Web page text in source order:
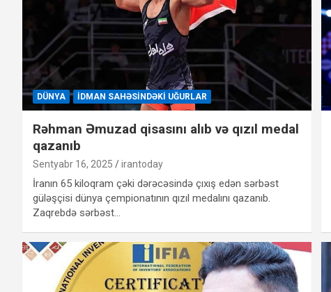
DÜNYA İDMAN SAHƏSINDƏKI UĞURLAR
Rəhman Əmuzad qisasını alıb və qızıl medal
qazanıb
Sentyabr 16, 2025 irantoday
İranın 65 kiloqram çəki dərəcəsində çıxış edən sərbəst
güləşçisi dünya çempionatının qızıl medalını qazanıb.
Zaqrebdə sərbəst…